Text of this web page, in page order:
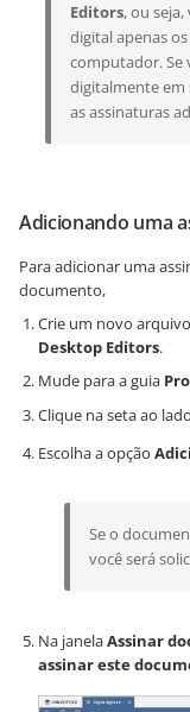
Editors, ou
digital apenas
computador. Se
digitalmente em
as assinaturas
Adicionando uma
Para adicionar uma
documento,
Crie um novo
Desktop Editors.
Mude para a guia
Clique na seta ao
Escolha a opção
Se o
você será
Na janelaAssinar
assinar este